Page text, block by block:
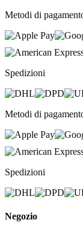
Metodi di
Spedizioni
Metodi di
Spedizioni
Negozio